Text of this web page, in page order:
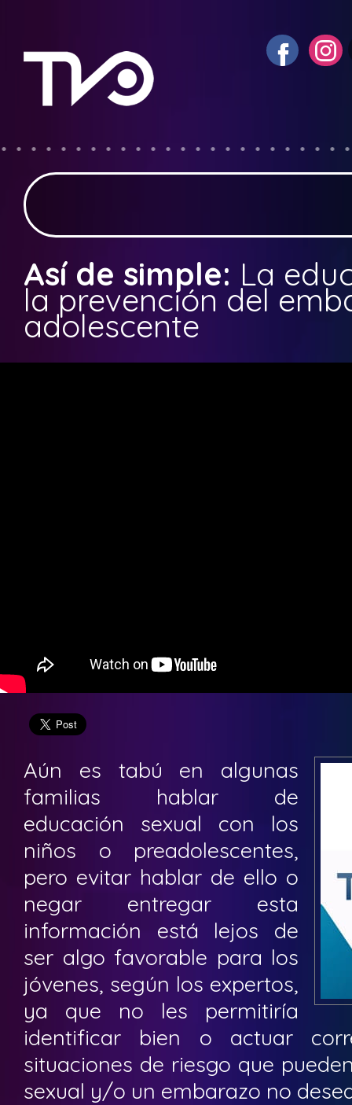
Así de simple: La
la prevención del
adolescente
Aún es tabú en algunas
familias hablar de
educación sexual con los
niños o preadolescentes,
pero evitar hablar de ello o
negar entregar esta
información está lejos de
ser algo favorable para los
jóvenes, según los expertos,
ya que no les permitiría
identificar bien o actuar
situaciones de riesgo que
sexual y/o un embarazo no